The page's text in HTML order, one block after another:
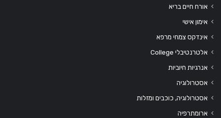
אורח חיים בריא
אימון אישי
אינדקס צמחי מרפא
אלטרנטיבלי College
אנרגיות חיוביות
אסטרולוגיה
אסטרולוגיה, כוכבים ומזלות
ארומתרפיה